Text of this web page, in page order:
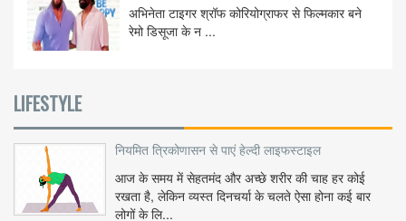
अभिनेता टाइगर श्रॉफ कोरियोग्राफर से फिल्मकार बने
रेमो डिसूजा के न ...
LIFESTYLE
नियमित त्रिकोणासन से पाएं हेल्दी लाइफस्टाइल
आज के समय में सेहतमंद और अच्छे शरीर की चाह हर कोई
रखता है, लेकिन व्यस्त दिनचर्या के चलते ऐसा होना कई बार
लोगों के लि...